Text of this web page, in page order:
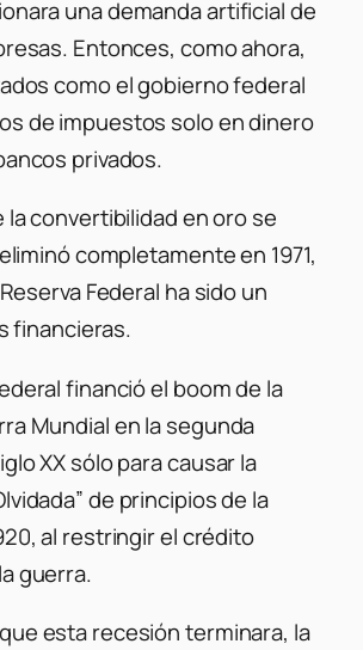
una demanda artificial de
Entonces, como ahora,
como el gobierno federal
de impuestos solo en dinero
privados.
la convertibilidad en oro se
completamente en 1971,
Federal ha sido un
financieras.
financió el boom de la
Mundial en la segunda
XX sólo para causar la
de principios de la
al restringir el crédito
guerra.
esta recesión terminara, la